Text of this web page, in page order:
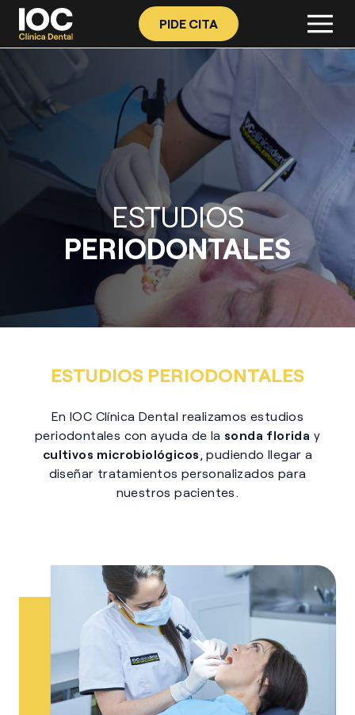
PIDE CITA
ESTUDIOS
PERIODONTALES
ESTUDIOS PERIODONTALES
En IOC Clínica Dental realizamos estudios
periodontales con ayuda de la sonda florida y
cultivos microbiológicos , pudiendo llegar a
diseñar tratamientos personalizados para
nuestros pacientes.